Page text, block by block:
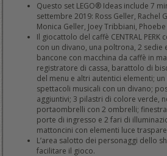
Questo set LEGO® Ideas include 7
settembre 2019: Ross Geller, Rachel
Monica Geller, Joey Tribbiani,
Il giocattolo del caffè CENTRAL PERK
con un divano, una poltrona, 2 sedie
bancone con macchina da caffè in
registratore di cassa, barattolo di
del menu e altri autentici elementi;
spettacoli musicali con un divano;
aggiuntivi; 3 pilastri di colore verde,
portaombrelli con 2 ombrelli; finestra
porte di ingresso e 2 fari di
mattoncini con elementi luce
L’area salotto dei personaggi dello
facilitare il gioco.